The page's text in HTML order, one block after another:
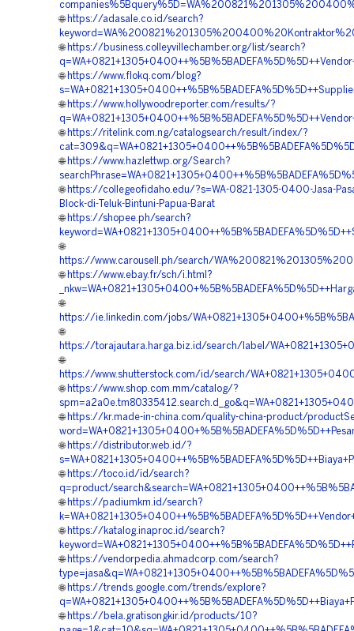
🌐 https://adasale.co.id/search?
🌐 https://business.colleyvillechamber.org/list/search?
🌐 https://www.flokq.com/blog?
🌐 https://www.hollywoodreporter.com/results/?
🌐 https://ritelink.com.ng/catalogsearch/result/index/?
🌐 https://www.hazlettwp.org/Search?
🌐 https://collegeofidaho.edu/?s=WA-0821-1305-0400-Jasa-
Block-di-Teluk-Bintuni-Papua-Barat
🌐 https://shopee.ph/search?
🌐
https://www.carousell.ph/search/
🌐 https://www.ebay.fr/sch/i.html?
🌐
https://ie.linkedin.com/jobs/
🌐
https://torajautara.harga.biz.id/search/label/
🌐
https://www.shutterstock.com/id/search/
🌐 https://www.shop.com.mm/catalog/?
🌐 https://kr.made-in-china.com/quality-china-product/
🌐 https://distributor.web.id/?
🌐 https://toco.id/id/search?
q=product/
🌐 https://padiumkm.id/search?
🌐 https://katalog.inaproc.id/search?
🌐 https://vendorpedia.ahmadcorp.com/search?
🌐 https://trends.google.com/trends/explore?
🌐 https://bela.gratisongkir.id/products/10?